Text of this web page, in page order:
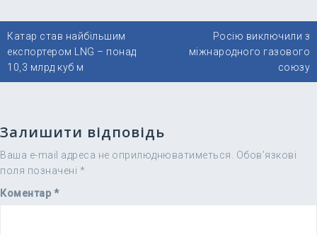
Навігація
записів
Катар став найбільшим
експортером LNG – понад
10,3 млрд куб м
Росію виключили з
міжнародного газового
союзу
Залишити відповідь
Ваша e-mail адреса не оприлюднюватиметься.
Обов’язкові
поля позначені *
Коментар *